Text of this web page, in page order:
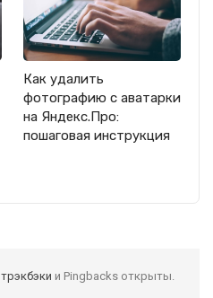
Как удалить
фотографию с аватарки
на Яндекс.Про:
пошаговая инструкция
трэкбэки и Pingbacks открыты.